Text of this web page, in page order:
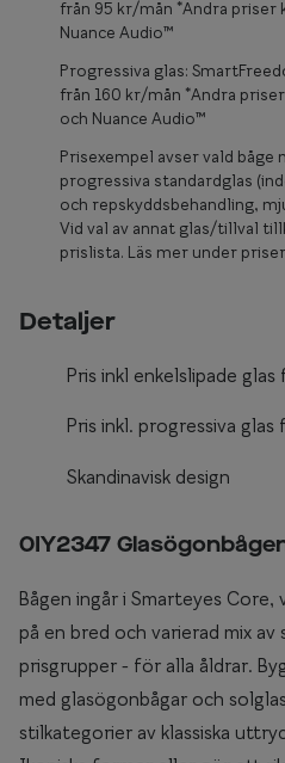
från 95 kr/mån *Andra priser
Nuance Audio™
Progressiva glas:
från 160 kr/mån *Andra
och Nuance Audio™
Prisexempel avser vald
progressiva standardglas
och repskyddsbehandling,
Vid val av annat glas/tillval
prislista. Läs mer under
Detaljer
Pris inkl enkelslipade glas
Pris inkl. progressiva glas
Skandinavisk design
0IY2347
Bågen ingår i Smarteyes
på en bred och varierad mix
prisgrupper - för alla åldrar.
med glasögonbågar och
stilkategorier av klassiska